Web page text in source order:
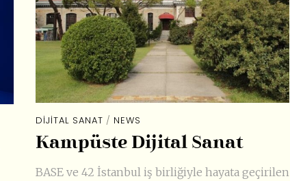
DIJITAL SANAT / NEWS
Kampüste Dijital Sanat
BASE ve 42 İstanbul iş birliğiyle hayata geçirilen